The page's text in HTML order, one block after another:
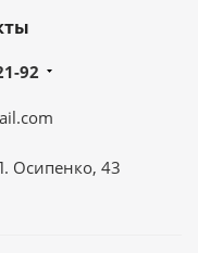
92
Осипенко, 43